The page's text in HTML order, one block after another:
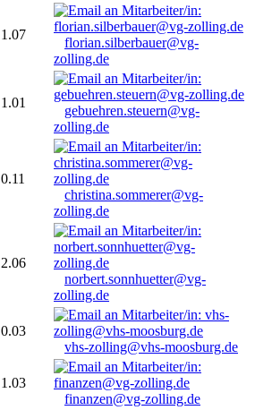
1.07
florian.silberbauer@vg-
zolling.de
1.01
gebuehren.steuern@vg-
zolling.de
0.11
christina.sommerer@vg-
zolling.de
2.06
norbert.sonnhuetter@vg-
zolling.de
0.03
vhs-zolling@vhs-moosburg.de
1.03
finanzen@vg-zolling.de